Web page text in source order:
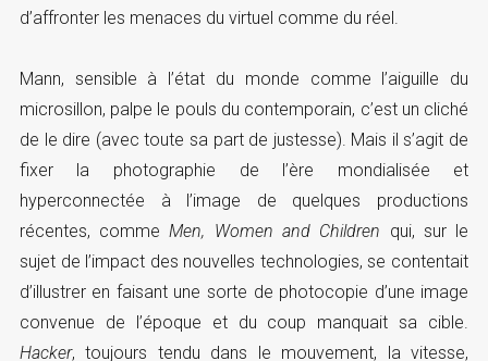
d’affronter les menaces du virtuel comme du réel.
Mann, sensible à l’état du monde comme l’aiguille du
microsillon, palpe le pouls du contemporain, c’est un cliché
de le dire (avec toute sa part de justesse). Mais il s’agit de
fixer la photographie de l’ère mondialisée et
hyperconnectée à l’image de quelques productions
récentes, commeMen, Women and Children qui, sur le
sujet de l’impact des nouvelles technologies, se contentait
d’illustrer en faisant une sorte de photocopie d’une image
convenue de l’époque et du coup manquait sa cible.
Hacker, toujours tendu dans le mouvement, la vitesse,